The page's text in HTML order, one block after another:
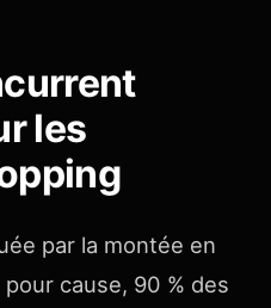
les
par la montée en
cause, 90 % des